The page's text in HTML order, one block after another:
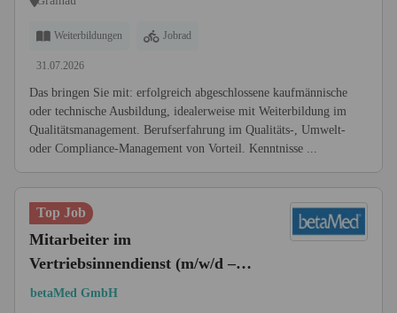
Weiterbildungen Jobrad
31.07.2026
Das bringen Sie mit: erfolgreich abgeschlossene kaufmännische
oder technische Ausbildung, idealerweise mit Weiterbildung im
Qualitätsmanagement. Berufserfahrung im Qualitäts-, Umwelt-
oder Compliance-Management von Vorteil. Kenntnisse ...
Top Job
Mitarbeiter im
Vertriebsinnendienst (m/w/d –
gilt für alles Nachfolgende)
betaMed GmbH